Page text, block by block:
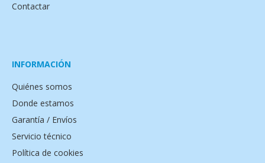
Contactar
INFORMACIÓN
Quiénes somos
Donde estamos
Garantía / Envíos
Servicio técnico
Política de cookies